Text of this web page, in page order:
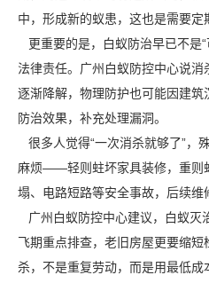
中，形成新的蚁患，这也是需要定
更重要的是，白蚁防治早已不是
法律责任。广州白蚁防控中心说
逐渐降解，物理防护也可能因建
防治效果，补充处理漏洞。
很多人觉得“一次消杀就够了”，
麻烦——轻则蛀坏家具装修，重则
塌、电路短路等安全事故，后续维
广州白蚁防控中心建议，
白蚁灭
飞期重点排查，老旧房屋更要缩
杀，不是重复劳动，而是用最低